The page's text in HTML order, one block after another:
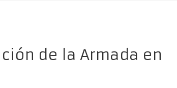
de la Armada en